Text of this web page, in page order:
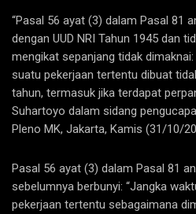
“Pasal 56 ayat (3) dalam Pasal 81
dengan UUD NRI Tahun 1945 dan
mengikat sepanjang tidak
suatu pekerjaan tertentu dibuat
tahun, termasuk jika terdapat
Suhartoyo dalam sidang
Pleno MK, Jakarta, Kamis (31/10/
Pasal 56 ayat (3) dalam Pasal 81
sebelumnya berbunyi: “Jangka
pekerjaan tertentu sebagaimana